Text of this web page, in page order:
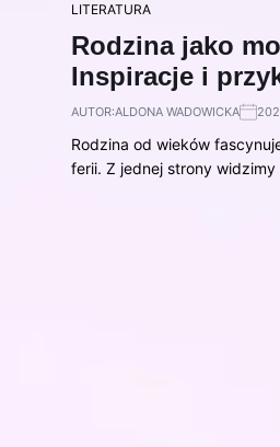
LITERATURA
Rodzina jako
Inspiracje i
AUTOR:ALDONA WADOWICKA
Rodzina od wieków
ferii. Z jednej strony